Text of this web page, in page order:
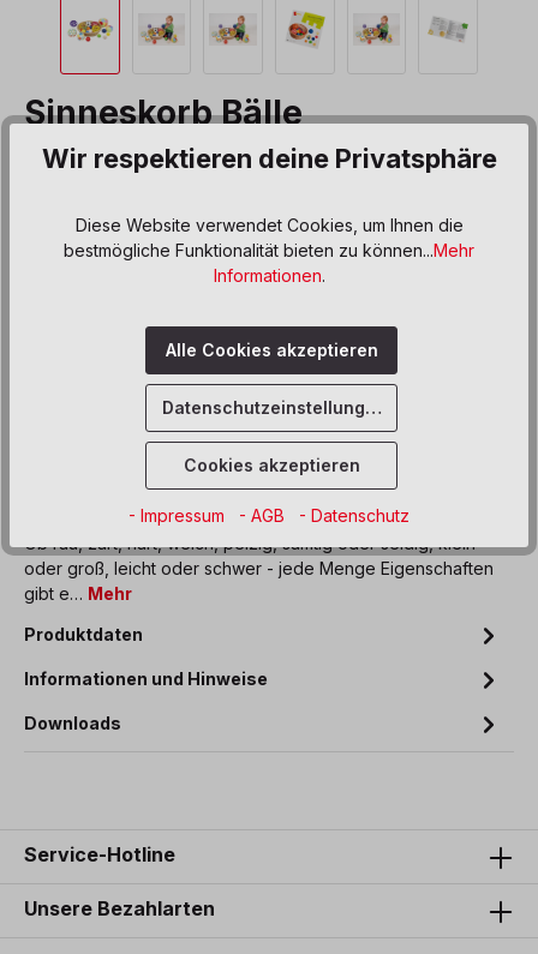
Sinneskorb Bälle
Produktnummer:103441
203,00 €*
Preise inkl. MwSt. zzgl. Versand- bzw. Frachtkosten
Sofort verfügbar, Lieferzeit: 5 Werktage
Zum Merkzettel hinzufügen
Beschreibung
Ob rau, zart, hart, weich, pelzig, samtig oder seidig, klein
oder groß, leicht oder schwer - jede Menge Eigenschaften
gibt e… Mehr
Produktdaten
Informationen und Hinweise
Downloads
Service-Hotline
Unsere Bezahlarten
Wir respektieren deine Privatsphäre
Diese Website verwendet Cookies, um Ihnen die
bestmögliche Funktionalität bieten zu können...Mehr
Informationen.
Alle Cookies akzeptieren
Datenschutzeinstellungen
Cookies akzeptieren
- Impressum - AGB - Datenschutz